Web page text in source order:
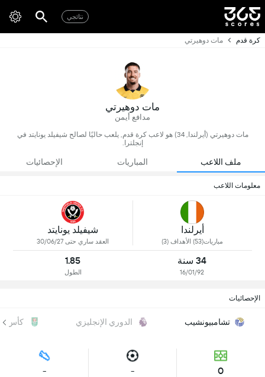
نتائجي
كرة قدم مات دوهيرتي
مات دوهيرتي
مدافع أيمن
مات دوهيرتي (أيرلندا, 34) هو لاعب كرة قدم, يلعب حاليًا لصالح شيفيلد يونايتد في
إنجلترا.
ملف اللاعب المباريات الإحصائيات
معلومات اللاعب
أيرلندا
مباريات(53) الأهداف (3)
شيفيلد يونايتد
العقد ساري حتى 30/06/27
34 سنة
16/01/92
1.85
الطول
الإحصائيات
تشامبيونشيب الدوري الإنجليزي كأس
0
-
-